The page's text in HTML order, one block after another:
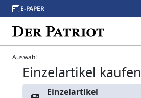
E-PAPER
Auswahl
Einzelartikel kaufen
Einzelartikel